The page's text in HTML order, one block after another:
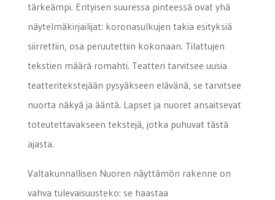
tärkeämpi. Erityisen suuressa pinteessä ovat yhä
näytelmäkirjailijat: koronasulkujen takia esityksiä
siirrettiin, osa peruutettiin kokonaan. Tilattujen
tekstien määrä romahti. Teatteri tarvitsee uusia
teatteritekstejään pysyäkseen elävänä, se tarvitsee
nuorta näkyä ja ääntä. Lapset ja nuoret ansaitsevat
toteutettavakseen tekstejä, jotka puhuvat tästä
ajasta.
Valtakunnallisen Nuoren näyttämön rakenne on
vahva tulevaisuusteko: se haastaa